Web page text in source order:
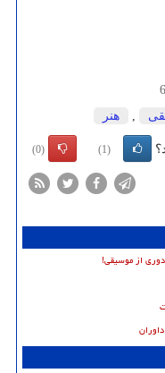
, هنر
(1)
(0)
از موسیقی!